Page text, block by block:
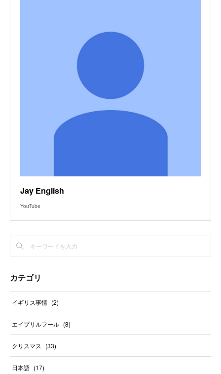
Jay English
YouTube
カテゴリ
イギリス事情 (2)
エイプリルフール (8)
クリスマス (33)
日本語 (17)